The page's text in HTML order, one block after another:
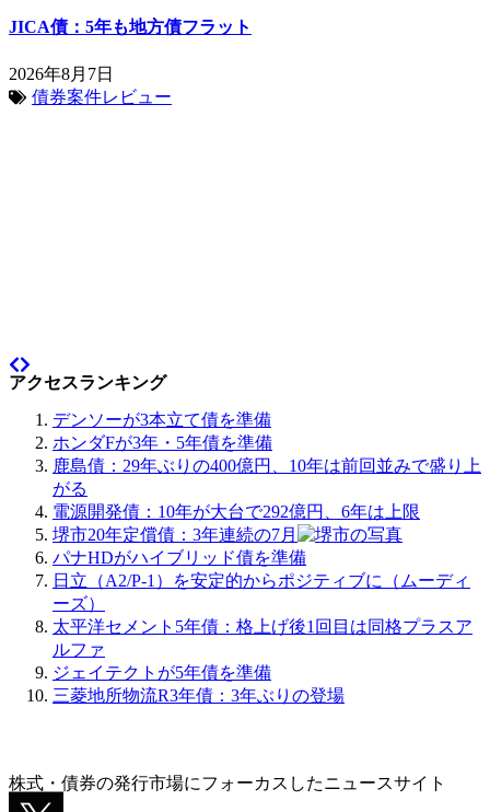
JICA債：5年も地方債フラット
2026年8月7日
債券案件レビュー
アクセスランキング
デンソーが3本立て債を準備
ホンダFが3年・5年債を準備
鹿島債：29年ぶりの400億円、10年は前回並みで盛り上
がる
電源開発債：10年が大台で292億円、6年は上限
堺市20年定償債：3年連続の7月
パナHDがハイブリッド債を準備
日立（A2/P-1）を安定的からポジティブに（ムーディ
ーズ）
太平洋セメント5年債：格上げ後1回目は同格プラスア
ルファ
ジェイテクトが5年債を準備
三菱地所物流R3年債：3年ぶりの登場
株式・債券の発行市場にフォーカスしたニュースサイト